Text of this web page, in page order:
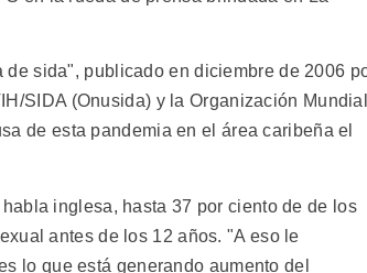
sida", publicado en diciembre de 2006
SIDA (Onusida) y la Organización
de esta pandemia en el área caribeña el
inglesa, hasta 37 por ciento de de los
antes de los 12 años. "A eso le
lo que está generando aumento del